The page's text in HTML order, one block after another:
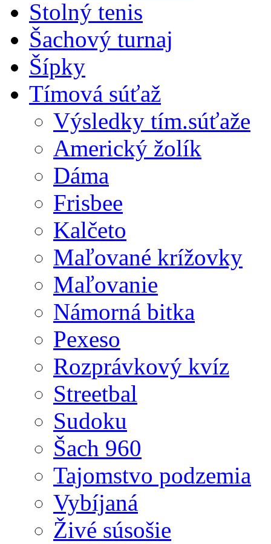
Stolný tenis
Šachový turnaj
Šípky
Tímová súťaž
Výsledky tím.súťaže
Americký žolík
Dáma
Frisbee
Kalčeto
Maľované krížovky
Maľovanie
Námorná bitka
Pexeso
Rozprávkový kvíz
Streetbal
Sudoku
Šach 960
Tajomstvo podzemia
Vybíjaná
Živé súsošie